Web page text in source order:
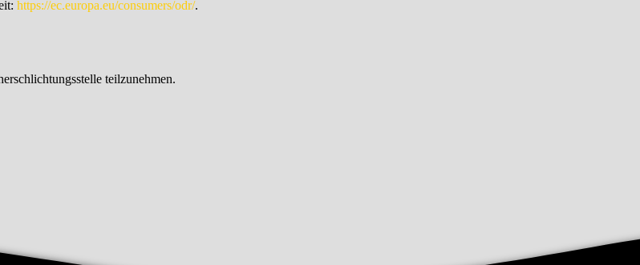
https://ec.europa.eu/consumers/odr/.
teilzunehmen.